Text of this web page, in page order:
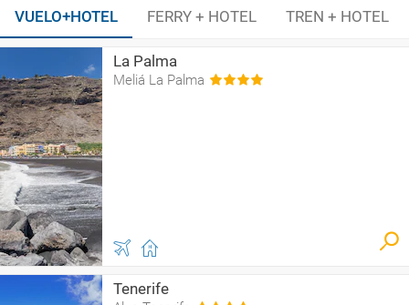
VUELO+HOTEL FERRY + HOTEL TREN + HOTEL
La Palma
Meliá La Palma
Tenerife